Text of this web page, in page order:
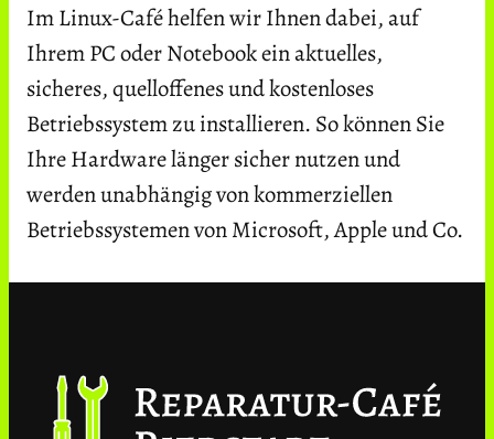
Im Linux-Café helfen wir Ihnen dabei, auf
Ihrem PC oder Notebook ein aktuelles,
sicheres, quelloffenes und kostenloses
Betriebssystem zu installieren. So können Sie
Ihre Hardware länger sicher nutzen und
werden unabhängig von kommerziellen
Betriebssystemen von Microsoft, Apple und Co.